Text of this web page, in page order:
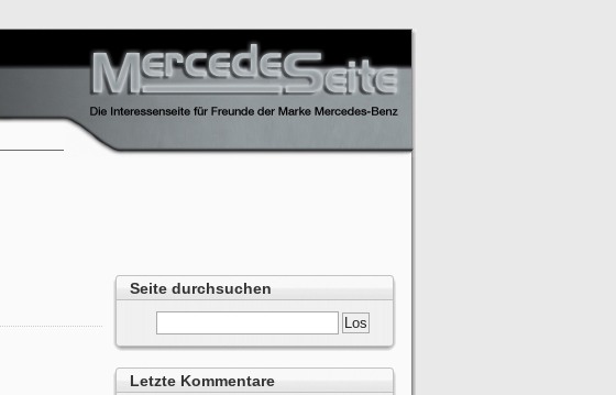
Seite durchsuchen
Letzte Kommentare